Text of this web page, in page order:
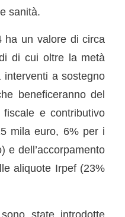
sanità.
ha un valore di circa
di cui oltre la metà
a sostegno
beneficeranno del
e contributivo
mila euro, 6% per i
e dell’accorpamento
aliquote Irpef (23%
state introdotte